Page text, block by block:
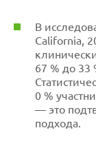
В
California,
67 % до 33
0 %
— это
подхода.